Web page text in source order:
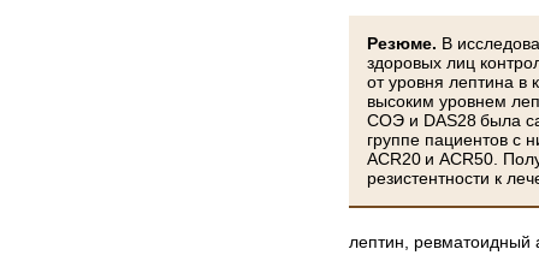
Резюме. В
здоровых лиц
от уровня лептина в
высоким уровнем
СОЭ и DAS28 была
группе пациентов с
ACR20 и ACR50.
резистентности к
лептин, ревматоидный